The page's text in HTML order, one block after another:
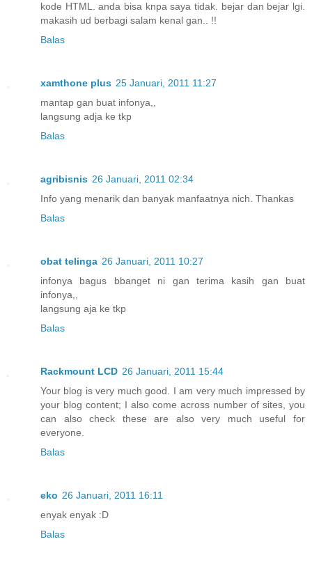
kode HTML. anda bisa knpa saya tidak. bejar dan bejar lgi.
makasih ud berbagi salam kenal gan.. !!
Balas
xamthone plus 25 Januari, 2011 11:27
mantap gan buat infonya,,
langsung adja ke tkp
Balas
agribisnis 26 Januari, 2011 02:34
Info yang menarik dan banyak manfaatnya nich. Thankas
Balas
obat telinga 26 Januari, 2011 10:27
infonya bagus bbanget ni gan terima kasih gan buat
infonya,,
langsung aja ke tkp
Balas
Rackmount LCD 26 Januari, 2011 15:44
Your blog is very much good. I am very much impressed by
your blog content; I also come across number of sites, you
can also check these are also very much useful for
everyone.
Balas
eko 26 Januari, 2011 16:11
enyak enyak :D
Balas